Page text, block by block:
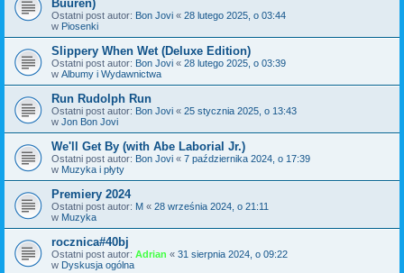
Buuren)
Ostatni post autor: Bon Jovi « 28 lutego 2025, o 03:44
w Piosenki
Slippery When Wet (Deluxe Edition)
Ostatni post autor: Bon Jovi « 28 lutego 2025, o 03:39
w Albumy i Wydawnictwa
Run Rudolph Run
Ostatni post autor: Bon Jovi « 25 stycznia 2025, o 13:43
w Jon Bon Jovi
We'll Get By (with Abe Laborial Jr.)
Ostatni post autor: Bon Jovi « 7 października 2024, o 17:39
w Muzyka i płyty
Premiery 2024
Ostatni post autor: M « 28 września 2024, o 21:11
w Muzyka
rocznica#40bj
Ostatni post autor: Adrian « 31 sierpnia 2024, o 09:22
w Dyskusja ogólna